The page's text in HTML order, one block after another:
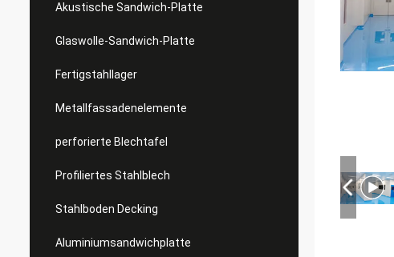
Akustische Sandwich-Platte
Glaswolle-Sandwich-Platte
Fertigstahllager
Metallfassadenelemente
perforierte Blechtafel
Profiliertes Stahlblech
Stahlboden Decking
Aluminiumsandwichplatte